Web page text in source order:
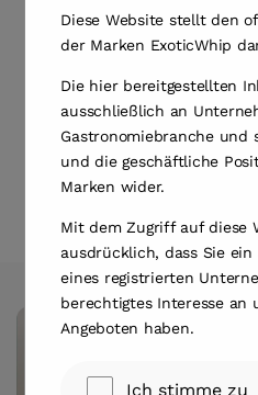
seidigen, insel-
Jage Sonnenuntergänge,
genieße das Exotische.
hinter dem Schaum –
Diese Website stellt den
der Marken ExoticWhip
Die hier bereitgestellten
ausschließlich an
Gastronomiebranche und
und die geschäftliche
Marken wider.
Mit dem Zugriff auf diese
ausdrücklich, dass Sie
eines registrierten
berechtigtes Interesse an
Angeboten haben.
Ich stimme zu